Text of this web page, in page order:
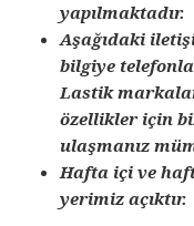
yapılmaktadır.
Aşağıdaki
bilgiye
Lastik
özellikler için
ulaşmanız
Hafta içi ve
yerimiz açıktır.